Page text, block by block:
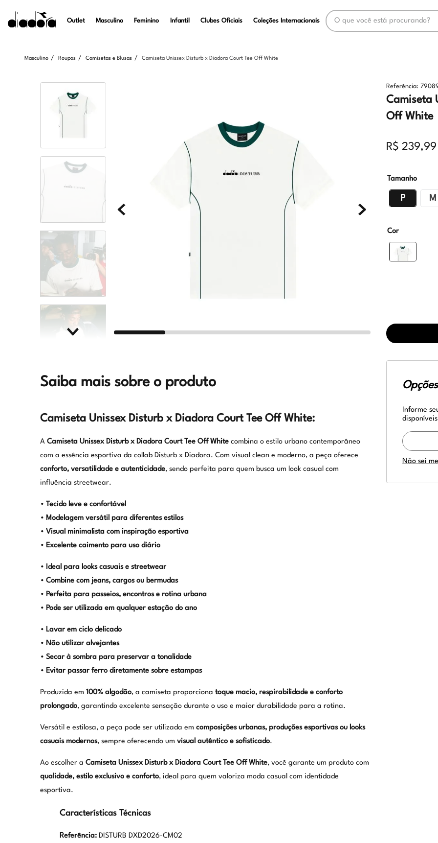
Outlet Masculino Feminino Infantil Clubes Oficiais Coleções Internacionais
O que você está procurando?
Masculino Roupas Camisetas e Blusas Camiseta Unissex Disturb x Diadora Court Tee Off White
Saiba mais sobre o produto
Camiseta Unissex Disturb x Diadora Court Tee Off White:
A Camiseta Unissex Disturb x Diadora Court Tee Off Whitecombina o estilo urbano contemporâneo
com a essência esportiva da collab Disturb x Diadora. Com visual clean e moderno, a peça oferece
conforto, versatilidade e autenticidade, sendo perfeita para quem busca um look casual com
influência streetwear.
• Tecido leve e confortável
• Modelagem versátil para diferentes estilos
• Visual minimalista com inspiração esportiva
• Excelente caimento para uso diário
• Ideal para looks casuais e streetwear
• Combine com jeans, cargos ou bermudas
• Perfeita para passeios, encontros e rotina urbana
• Pode ser utilizada em qualquer estação do ano
• Lavar em ciclo delicado
• Não utilizar alvejantes
• Secar à sombra para preservar a tonalidade
• Evitar passar ferro diretamente sobre estampas
Produzida em 100% algodão, a camiseta proporciona toque macio, respirabilidade e conforto
prolongado, garantindo excelente sensação durante o uso e maior durabilidade para a rotina.
Versátil e estilosa, a peça pode ser utilizada em composições urbanas, produções esportivas ou looks
casuais modernos, sempre oferecendo um visual autêntico e sofisticado.
Ao escolher a Camiseta Unissex Disturb x Diadora Court Tee Off White, você garante um produto com
qualidade, estilo exclusivo e conforto, ideal para quem valoriza moda casual com identidade
esportiva.
Características Técnicas
Referência:DISTURB DXD2026-CM02
Referência:
Camiseta
Off White
R$ 239,99
Tamanho
P M
Cor
Informe
disponíveis
Não sei